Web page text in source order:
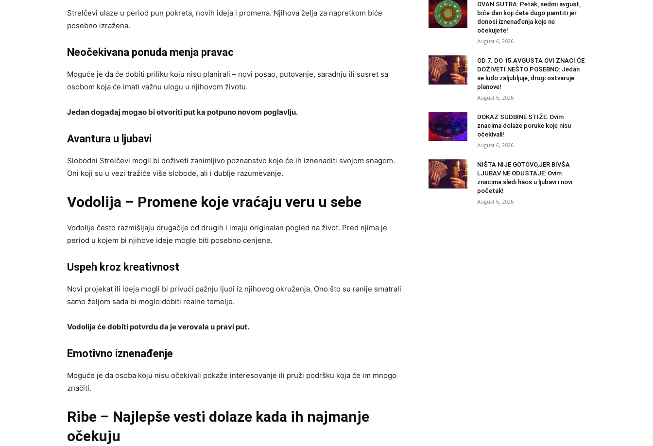
Strelčevi ulaze u period pun pokreta, novih ideja i promena. Njihova želja za napretkom biće
posebno izražena.
Neočekivana ponuda menja pravac
Moguće je da će dobiti priliku koju nisu planirali – novi posao, putovanje, saradnju ili susret sa
osobom koja će imati važnu ulogu u njihovom životu.
Jedan događaj mogao bi otvoriti put ka potpuno novom poglavlju.
Avantura u ljubavi
Slobodni Strelčevi mogli bi doživeti zanimljivo poznanstvo koje će ih iznenaditi svojom snagom.
Oni koji su u vezi tražiće više slobode, ali i dublje razumevanje.
Vodolija – Promene koje vraćaju veru u sebe
Vodolije često razmišljaju drugačije od drugih i imaju originalan pogled na život. Pred njima je
period u kojem bi njihove ideje mogle biti posebno cenjene.
Uspeh kroz kreativnost
Novi projekat ili ideja mogli bi privući pažnju ljudi iz njihovog okruženja. Ono što su ranije smatrali
samo željom sada bi moglo dobiti realne temelje.
Vodolija će dobiti potvrdu da je verovala u pravi put.
Emotivno iznenađenje
Moguće je da osoba koju nisu očekivali pokaže interesovanje ili pruži podršku koja će im mnogo
značiti.
Ribe – Najlepše vesti dolaze kada ih najmanje
očekuju
OVAN SUTRA: Petak, sedmi avgust,
biće dan koji ćete dugo pamtiti jer
donosi iznenađenja koje ne
očekujete!
August 6, 2026
OD 7. DO 15.AVGUSTA OVI ZNACI ĆE
DOŽIVETI NEŠTO POSEBNO: Jedan
se ludo zaljubljuje, drugi ostvaruje
planove!
August 6, 2026
DOKAZ SUDBINE STIŽE: Ovim
znacima dolaze poruke koje nisu
očekivali!
August 6, 2026
NIŠTA NIJE GOTOVO,JER BIVŠA
LJUBAV NE ODUSTAJE: Ovim
znacima sledi haos u ljubavi i novi
početak!
August 6, 2026